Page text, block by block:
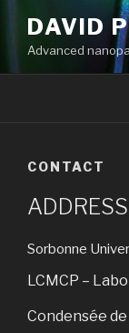
contenu
principal
DAVID
Advanced
CONTACT
ADDRESS
Sorbonne
LCMCP –
Condensée